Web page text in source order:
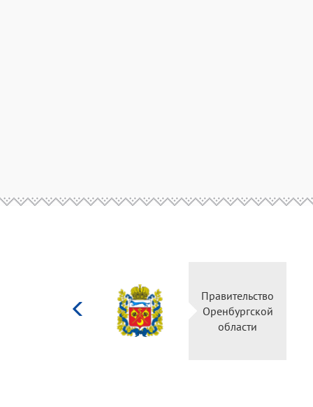
Российской
Правительство
Оренбургской
области